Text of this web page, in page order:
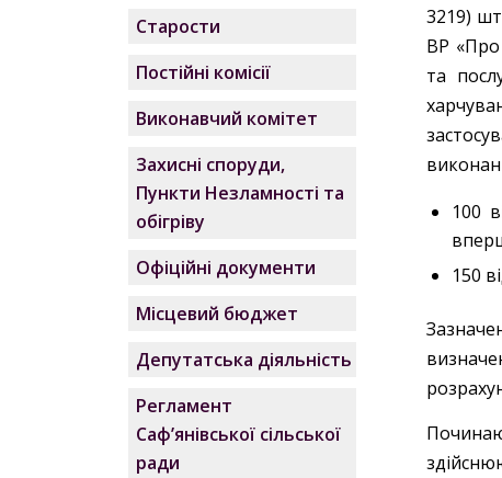
3219)
ВР «Про
та
100
150
Старости
Постійні комісії
Виконавчий комітет
Захисні споруди,
Пункти Незламності та
обігріву
Офіційні документи
Місцевий бюджет
Депутатська діяльність
Регламент
Саф’янівської сільської
ради